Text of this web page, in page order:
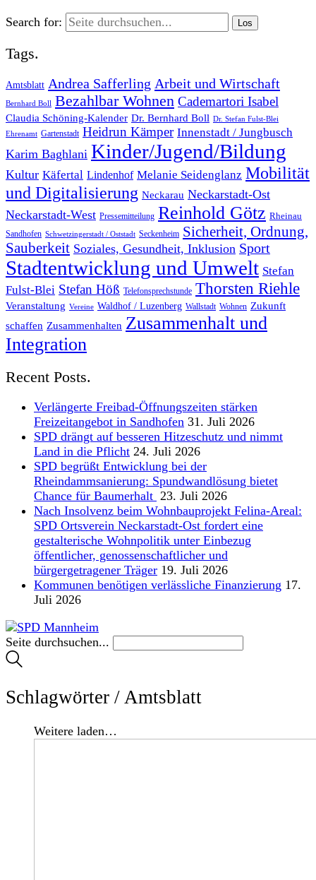
Search for:
Tags.
Amtsblatt Andrea Safferling Arbeit und Wirtschaft
Bernhard Boll Bezahlbar Wohnen Cademartori Isabel
Claudia Schöning-Kalender Dr. Bernhard Boll Dr. Stefan Fulst-Blei
Ehrenamt Gartenstadt Heidrun Kämper Innenstadt / Jungbusch
Karim Baghlani Kinder/Jugend/Bildung
Kultur Käfertal Lindenhof Melanie Seidenglanz Mobilität
und Digitalisierung Neckarau Neckarstadt-Ost
Neckarstadt-West Pressemitteilung Reinhold Götz Rheinau
Sandhofen Schwetzingerstadt / Oststadt Seckenheim Sicherheit, Ordnung,
Sauberkeit Soziales, Gesundheit, Inklusion Sport
Stadtentwicklung und Umwelt Stefan
Fulst-Blei Stefan Höß Telefonsprechstunde Thorsten Riehle
Veranstaltung Vereine Waldhof / Luzenberg Wallstadt Wohnen Zukunft
schaffen Zusammenhalten Zusammenhalt und
Integration
Recent Posts.
Verlängerte Freibad-Öffnungszeiten stärken
Freizeitangebot in Sandhofen 31. Juli 2026
SPD drängt auf besseren Hitzeschutz und nimmt
Land in die Pflicht 24. Juli 2026
SPD begrüßt Entwicklung bei der
Rheindammsanierung: Spundwandlösung bietet
Chance für Baumerhalt 23. Juli 2026
Nach Insolvenz beim Wohnbauprojekt Felina-Areal:
SPD Ortsverein Neckarstadt-Ost fordert eine
gestalterische Wohnpolitik unter Einbezug
öffentlicher, genossenschaftlicher und
bürgergetragener Träger 19. Juli 2026
Kommunen benötigen verlässliche Finanzierung 17.
Juli 2026
Seite durchsuchen...
Schlagwörter / Amtsblatt
Weitere laden…